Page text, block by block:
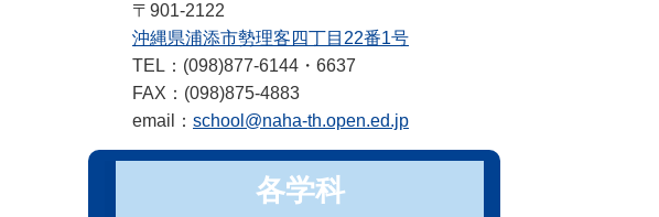
〒901-2122
沖縄県浦添市勢理客四丁目22番1号
TEL：(098)877-6144・6637
FAX：(098)875-4883
email： school@naha-th.open.ed.jp
各学科